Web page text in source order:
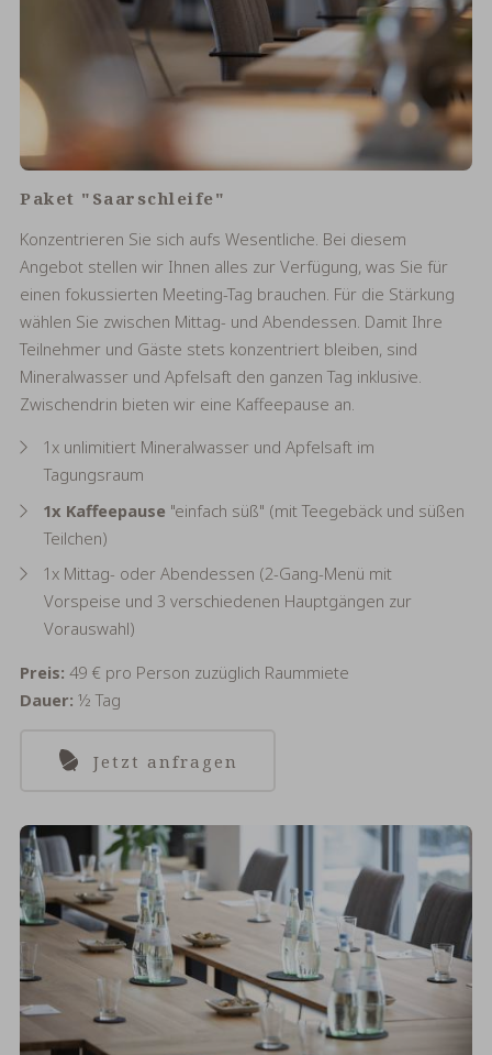
Paket "Saarschleife"
Konzentrieren Sie sich aufs Wesentliche. Bei diesem
Angebot stellen wir Ihnen alles zur Verfügung, was Sie für
einen fokussierten Meeting-Tag brauchen. Für die Stärkung
wählen Sie zwischen Mittag- und Abendessen. Damit Ihre
Teilnehmer und Gäste stets konzentriert bleiben, sind
Mineralwasser und Apfelsaft den ganzen Tag inklusive.
Zwischendrin bieten wir eine Kaffeepause an.
1x unlimitiert Mineralwasser und Apfelsaft im
Tagungsraum
1x Kaffeepause "einfach süß" (mit Teegebäck und süßen
Teilchen)
1x Mittag- oder Abendessen (2-Gang-Menü mit
Vorspeise und 3 verschiedenen Hauptgängen zur
Vorauswahl)
Preis: 49 € pro Person zuzüglich Raummiete
Dauer: ½ Tag
Jetzt anfragen